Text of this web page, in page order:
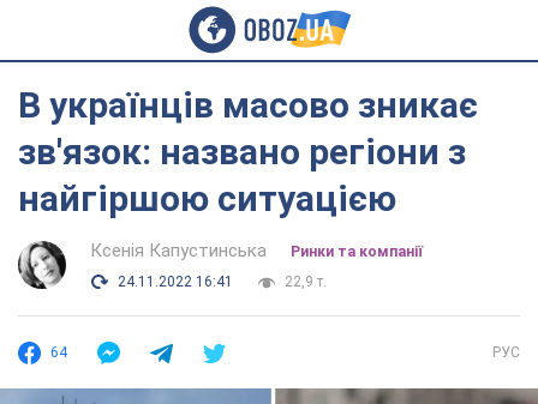
В українців масово зникає
зв'язок: названо регіони з
найгіршою ситуацією
Ксенія Капустинська
Ринки та компанії
24.11.2022 16:41
22,9 т.
64 РУС